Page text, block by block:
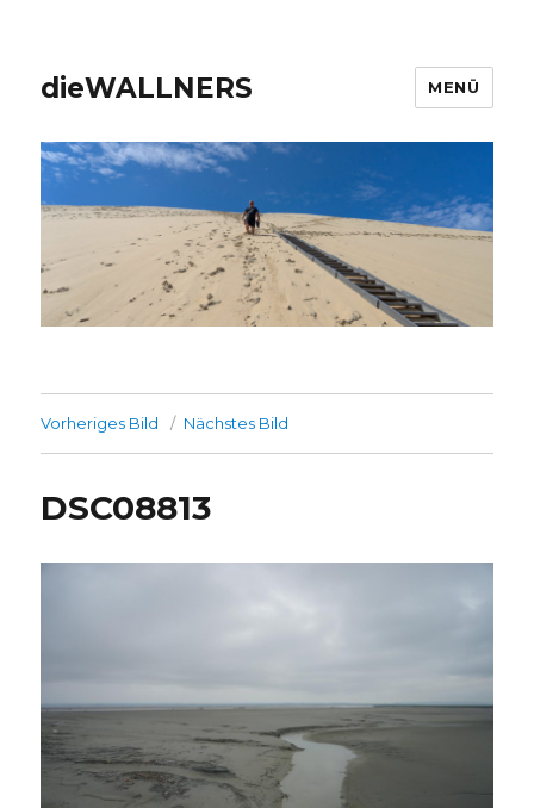
dieWALLNERS MENÜ
Vorheriges Bild Nächstes Bild
DSC08813